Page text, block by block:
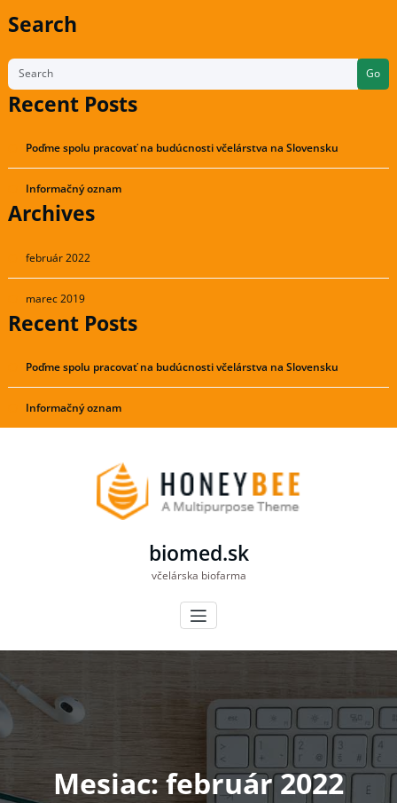
Search
Go
Recent Posts
Poďme spolu pracovať na budúcnosti včelárstva na Slovensku
Informačný oznam
Archives
február 2022
marec 2019
Recent Posts
Poďme spolu pracovať na budúcnosti včelárstva na Slovensku
Informačný oznam
biomed.sk
včelárska biofarma
Mesiac: február 2022